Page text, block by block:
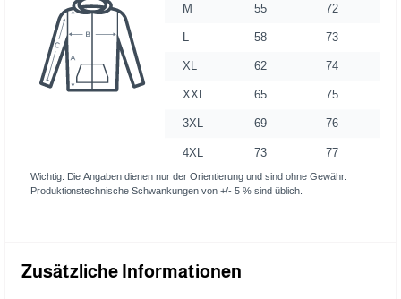
Zusätzliche Informationen